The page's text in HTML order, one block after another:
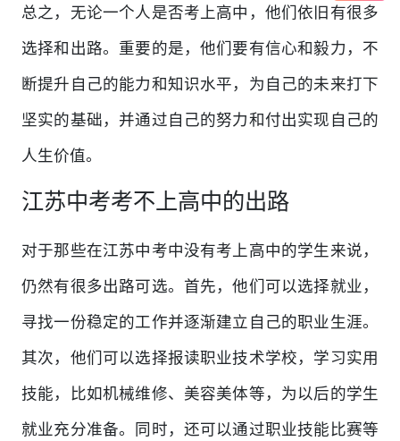
总之，无论一个人是否考上高中，他们依旧有很多
选择和出路。重要的是，他们要有信心和毅力，不
断提升自己的能力和知识水平，为自己的未来打下
坚实的基础，并通过自己的努力和付出实现自己的
人生价值。
江苏中考考不上高中的出路
对于那些在江苏中考中没有考上高中的学生来说，
仍然有很多出路可选。首先，他们可以选择就业，
寻找一份稳定的工作并逐渐建立自己的职业生涯。
其次，他们可以选择报读职业技术学校，学习实用
技能，比如机械维修、美容美体等，为以后的学生
就业充分准备。同时，还可以通过职业技能比赛等